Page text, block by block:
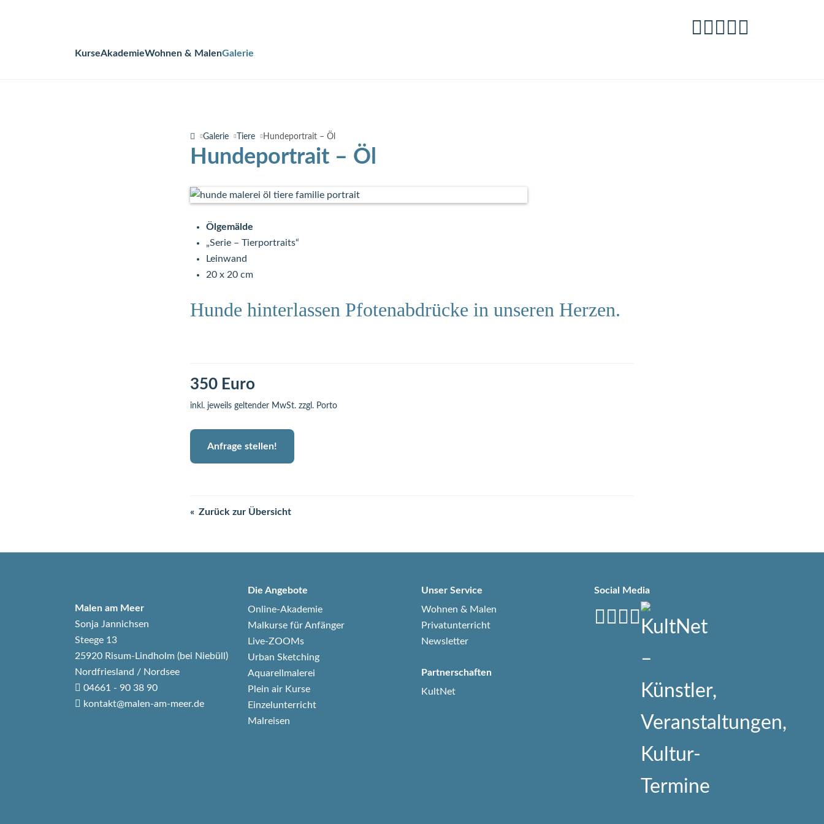
Navigation
KurseAkademieWohnen & MalenGalerie
Galerie Tiere Hundeportrait – Öl
Hundeportrait – Öl
Ölgemälde
„Serie – Tierportraits“
Leinwand
20 x 20 cm
Hunde hinterlassen Pfotenabdrücke in unseren Herzen.
350 Euro
inkl. jeweils geltender MwSt. zzgl. Porto
Anfrage stellen!
Zurück zur Übersicht
Malen am Meer
Sonja Jannichsen
Steege 13
25920 Risum-Lindholm (bei Niebüll)
Nordfriesland / Nordsee
04661 - 90 38 90
kontakt@malen-am-meer.de
Die Angebote
Online-Akademie
Malkurse für Anfänger
Live-ZOOMs
Urban Sketching
Aquarellmalerei
Plein air Kurse
Einzelunterricht
Malreisen
Unser Service
Wohnen & Malen
Privatunterricht
Newsletter
Partnerschaften
KultNet
Social Media